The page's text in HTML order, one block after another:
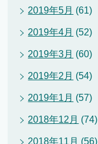
2019年5月 (61)
2019年4月 (52)
2019年3月 (60)
2019年2月 (54)
2019年1月 (57)
2018年12月 (74)
2018年11月 (56)